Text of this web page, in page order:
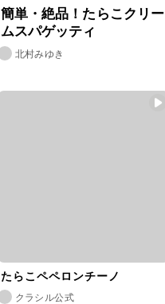
簡単・絶品！たらこクリー
ムスパゲッティ
北村みゆき
たらこペペロンチーノ
クラシル公式